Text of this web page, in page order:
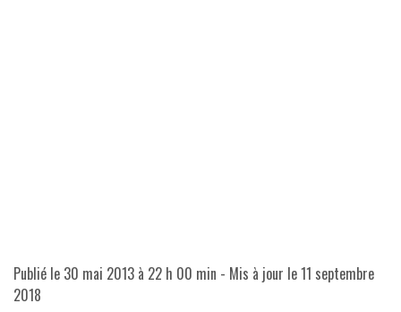
Publié le 30 mai 2013 à 22 h 00 min - Mis à jour le11 septembre
2018